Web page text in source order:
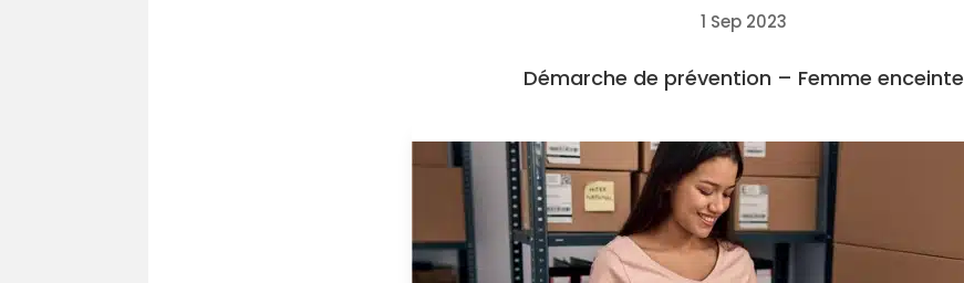
1 Sep 2023
Démarche de prévention – Femme enceinte